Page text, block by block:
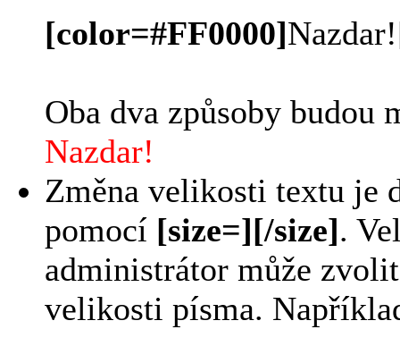
[color=#FF0000]Nazdar!
Oba dva způsoby budou
Nazdar!
Změna velikosti textu je
pomocí [size=][/size].
administrátor může
velikosti písma.